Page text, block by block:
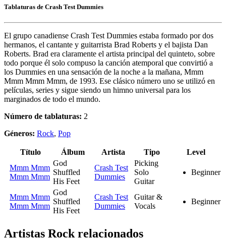
Tablaturas de Crash Test Dummies
El grupo canadiense Crash Test Dummies estaba formado por dos
hermanos, el cantante y guitarrista Brad Roberts y el bajista Dan
Roberts. Brad era claramente el artista principal del quinteto, sobre
todo porque él solo compuso la canción atemporal que convirtió a
los Dummies en una sensación de la noche a la mañana, Mmm
Mmm Mmm Mmm, de 1993. Ese clásico número uno se utilizó en
películas, series y sigue siendo un himno universal para los
marginados de todo el mundo.
Número de tablaturas: 2
Géneros: Rock, Pop
Título Álbum Artista Tipo
Level
Mmm Mmm
Mmm Mmm
God
Shuffled
His Feet
Crash Test
Dummies
Picking
Solo
Guitar
Beginner
Mmm Mmm
Mmm Mmm
God
Shuffled
His Feet
Crash Test
Dummies
Guitar &
Vocals
Beginner
Artistas Rockrelacionados